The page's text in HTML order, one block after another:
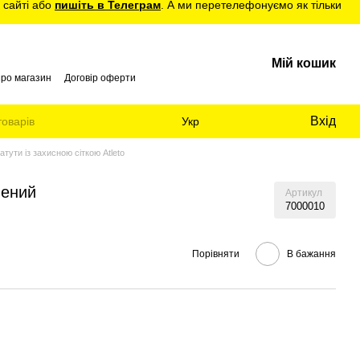
або пишіть в Телеграм . А ми перетелефонуємо як тільки
магазин
Договір оферти
Мій кошик
Укр Вхід
із захисною сіткою Atleto
Артикул
7000010
Порівняти В бажання